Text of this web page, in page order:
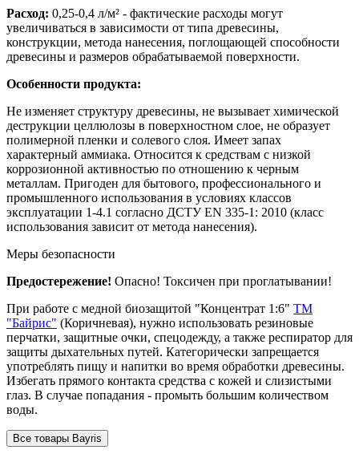
Расход: 0,25-0,4 л/м² - фактические расходы могут
увеличиваться в зависимости от типа древесины,
конструкции, метода нанесения, поглощающей способности
древесины и размеров обрабатываемой поверхности.
Особенности продукта:
Не изменяет структуру древесины, не вызывает химической
деструкции целлюлозы в поверхностном слое, не образует
полимерной пленки и солевого слоя. Имеет запах
характерный аммиака. Относится к средствам с низкой
коррозионной активностью по отношению к черным
металлам. Пригоден для бытового, профессионального и
промышленного использования в условиях классов
эксплуатации 1-4.1 согласно ДСТУ EN 335-1: 2010 (класс
использования зависит от метода нанесения).
Меры безопасности
Предостережение! Опасно! Токсичен при проглатывании!
При работе с медной биозащитой "Концентрат 1:6" ТМ
"Байрис" (Коричневая), нужно использовать резиновые
перчатки, защитные очки, спецодежду, а также респиратор для
защиты дыхательных путей. Категорически запрещается
употреблять пищу и напитки во время обработки древесины.
Избегать прямого контакта средства с кожей и слизистыми
глаз. В случае попадания - промыть большим количеством
воды.
Все товары Bayris